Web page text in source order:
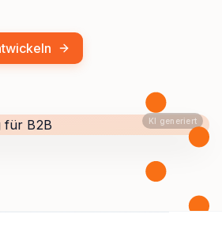
KI generiert